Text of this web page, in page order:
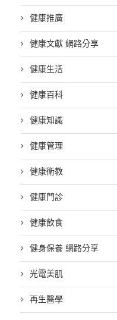
健康推廣
健康文獻 網路分享
健康生活
健康百科
健康知識
健康管理
健康衛教
健康門診
健康飲食
健身保養 網路分享
光電美肌
再生醫學